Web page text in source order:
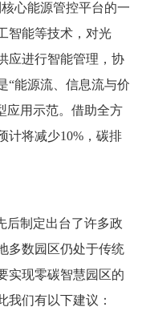
心能源管控平台的一
智能等技术，对光
应进行智能管理，协
“能源流、信息流与价
应用示范。借助全方
计将减少10%，碳排
后制定出台了许多政
多数园区仍处于传统
实现零碳智慧园区的
我们有以下建议：